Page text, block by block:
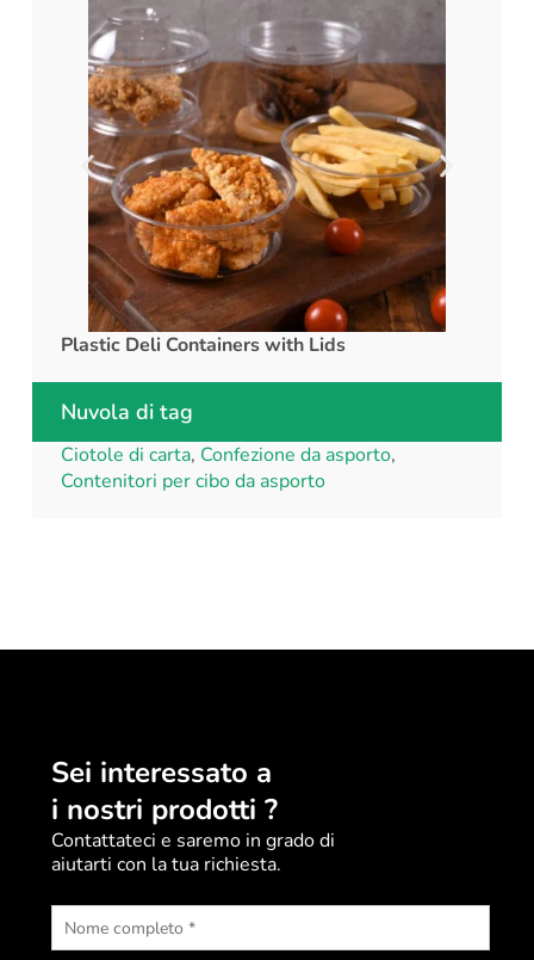
Plastic Deli Containers with Lids
Nuvola di tag
Ciotole di carta, Confezione da asporto,
Contenitori per cibo da asporto
Sei interessato a
i nostri prodotti ?
Contattateci e saremo in grado di
aiutarti con la tua richiesta.